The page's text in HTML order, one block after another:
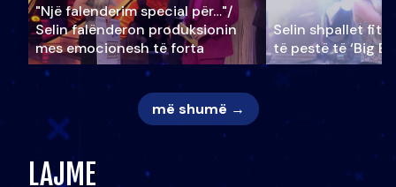
"Një falenderim special për…"/
Selin falënderon produksionin
mes emocionesh të forta
Selin shpallet
të pestë të ‘Big
më shumë →
LAJME